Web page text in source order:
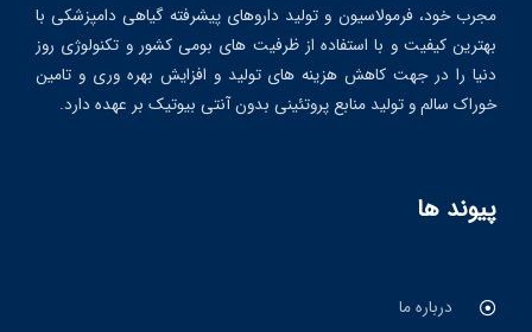
مجرب خود، فرمولاسیون و تولید داروهای پیشرفته گیاهی دامپزشکی با
بهترین کیفیت و با استفاده از ظرفیت های بومی کشور و تکنولوژی روز
دنیا را در جهت کاهش هزینه های تولید و افزایش بهره وری و تامین
خوراک سالم و تولید منابع پروتئینی بدون آنتی بیوتیک بر عهده دارد.
پیوند ها
درباره ما